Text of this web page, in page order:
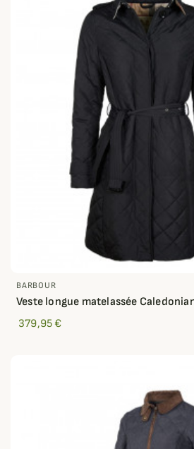
BARBOUR
Veste longue matelassée
379,95 €